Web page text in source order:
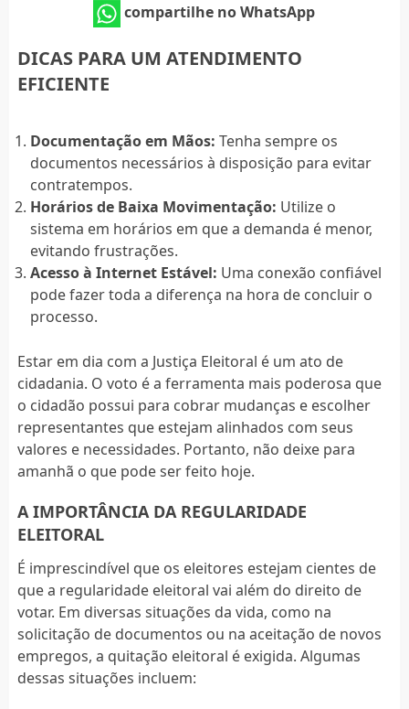
compartilhe no WhatsApp
DICAS PARA UM ATENDIMENTO
EFICIENTE
Documentação em Mãos: Tenha sempre os
documentos necessários à disposição para evitar
contratempos.
Horários de Baixa Movimentação: Utilize o
sistema em horários em que a demanda é menor,
evitando frustrações.
Acesso à Internet Estável: Uma conexão confiável
pode fazer toda a diferença na hora de concluir o
processo.
Estar em dia com a Justiça Eleitoral é um ato de
cidadania. O voto é a ferramenta mais poderosa que
o cidadão possui para cobrar mudanças e escolher
representantes que estejam alinhados com seus
valores e necessidades. Portanto, não deixe para
amanhã o que pode ser feito hoje.
A IMPORTÂNCIA DA REGULARIDADE
ELEITORAL
É imprescindível que os eleitores estejam cientes de
que a regularidade eleitoral vai além do direito de
votar. Em diversas situações da vida, como na
solicitação de documentos ou na aceitação de novos
empregos, a quitação eleitoral é exigida. Algumas
dessas situações incluem: